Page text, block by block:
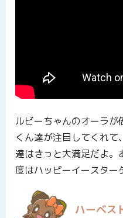
ルビーちゃんのオーラが
くん達が注目してくれ
達はきっと大満足だよ。
度はハッピーイースター
ハーベス